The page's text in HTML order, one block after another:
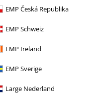
EMP Česká Republika
EMP Schweiz
EMP Ireland
EMP Sverige
Large Nederland
OMC€ 59,99
€ 30,39
Sandále